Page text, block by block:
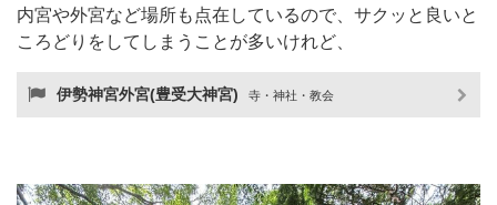
内宮や外宮など場所も点在しているので、サクッと良いと
ころどりをしてしまうことが多いけれど、
伊勢神宮外宮(豊受大神宮) 寺・神社・教会